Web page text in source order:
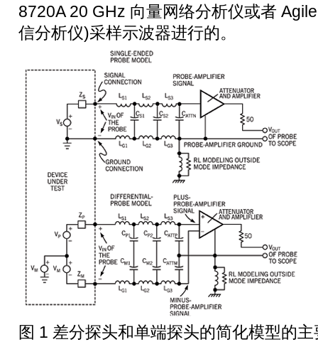
8720A 20 GHz 向量网络分析仪或者
信分析仪)采样示波器进行的。
图 1 差分探头和单端探头的简化模型的